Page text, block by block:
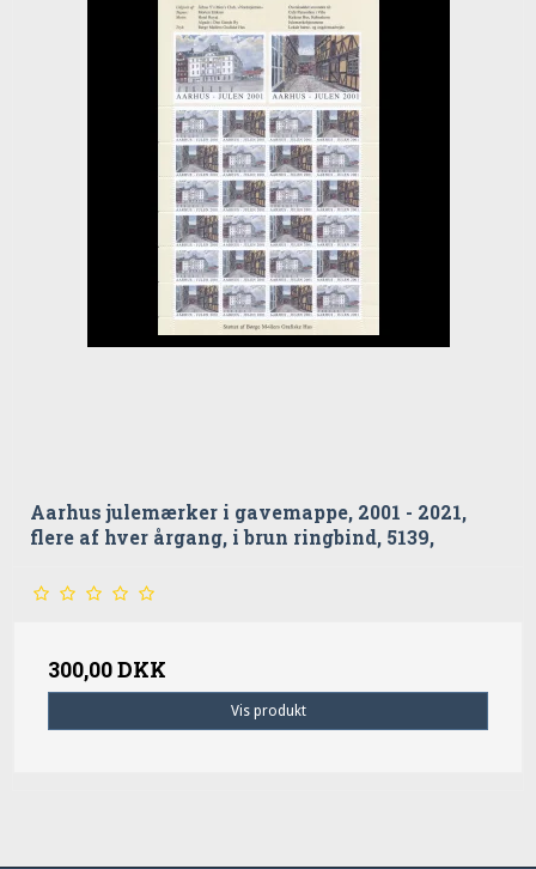
Aarhus julemærker i gavemappe, 2001 - 2021,
flere af hver årgang, i brun ringbind, 5139,
300,00 DKK
Vis produkt